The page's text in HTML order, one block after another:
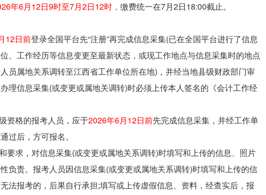
年6月12日9时至7月2日12时， 缴费统一在7月2日18:00截止。
12日前登录全国平台先“注册”再完成信息采集(已在全国平台进行了信息
、工作经历等信息变更至最新状态，或现工作地点与信息采集时的地点
员属地关系调转至江西省工作单位所在地)，并经当地县级财政部门审
理信息采集(或变更或属地关调转)时必须上传本人签名的《会计工作经
资格的报考人员，应于2026年6月12日前先完成信息采集，并经工作单
过后，方可报名。
要求，对信息采集(或变更或属地关系调转)时填写和上传的信息、照片
负责。报考人员因信息采集(或变更或属地关系调转)时填写和上传的信
法报考的，后果自行承担;填写或上传虚假信息、资料，经查实后，报